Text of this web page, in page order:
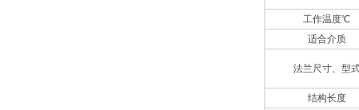
工作温度℃
适合介质
法兰尺寸、型
结构长度